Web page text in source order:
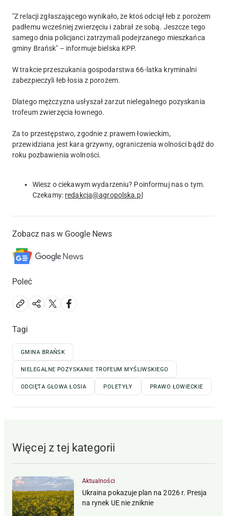
"Z relacji zgłaszającego wynikało, że ktoś odciął łeb z porożem
padłemu wcześniej zwierzęciu i zabrał ze sobą. Jeszcze tego
samego dnia policjanci zatrzymali podejrzanego mieszkańca
gminy Brańsk" – informuje bielska KPP.
W trakcie przeszukania gospodarstwa 66-latka kryminalni
zabezpieczyli łeb łosia z porożem.
Dlatego mężczyzna usłyszał zarzut nielegalnego pozyskania
trofeum zwierzęcia łownego.
Za to przestępstwo, zgodnie z prawem łowieckim,
przewidziana jest kara grzywny, ograniczenia wolności bądź do
roku pozbawienia wolności.
Wiesz o ciekawym wydarzeniu? Poinformuj nas o tym.
Czekamy: redakcja@agropolska.pl
Zobacz nas w Google News
Poleć
Tagi
GMINA BRAŃSK
NIELEGALNE POZYSKANIE TROFEUM MYŚLIWSKIEGO
ODCIĘTA GŁOWA ŁOSIA POLETYŁY PRAWO ŁOWIECKIE
Więcej z tej kategorii
Aktualności
Ukraina pokazuje plan na 2026 r. Presja
na rynek UE nie zniknie